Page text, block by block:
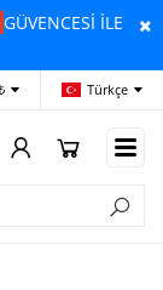
GÜVENCESİ İLE
Türkçe